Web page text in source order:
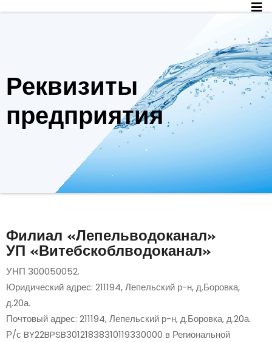
Реквизиты
предприятия
Филиал «Лепельводоканал»
УП «Витебскоблводоканал»
УНП 300050052.
Юридический адрес: 211194, Лепельский р-н, д.Боровка,
д.20а.
Почтовый адрес: 211194, Лепельский р-н, д.Боровка, д.20а.
Р/с BY22BPSB30121838310119330000 в Региональной